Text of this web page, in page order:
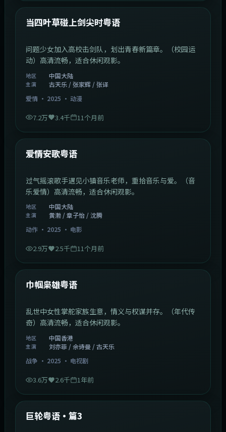
最新
当四叶草碰上剑尖时粤语
问题少女加入高校击剑队，划出青春新篇章。（校园运
动）高清流畅，适合休闲观影。
地区 中国大陆
主演
古天乐 / 张家辉 / 张译
爱情· 2025 · 动漫
7.2万 3.4千 11个月前
最新
爱情安歌粤语
过气摇滚歌手遇见小镇音乐老师，重拾音乐与爱。（音
乐爱情）高清流畅，适合休闲观影。
地区 中国大陆
主演
黄渤 / 章子怡 / 沈腾
动作· 2025 · 电影
2.9万 2.5千 11个月前
最新
巾帼枭雄粤语
乱世中女性掌舵家族生意，情义与权谋并存。（年代传
奇）高清流畅，适合休闲观影。
地区 中国香港
主演
刘亦菲 / 佘诗曼 / 古天乐
战争 · 2025 · 电视剧
3.6万 2.6千 1年前
最新
巨轮粤语·篇3